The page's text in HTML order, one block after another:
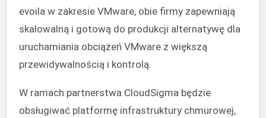
evoila w zakresie VMware, obie firmy zapewniają
skalowalną i gotową do produkcji alternatywę dla
uruchamiania obciążeń VMware z większą
przewidywalnością i kontrolą.
W ramach partnerstwa CloudSigma będzie
obsługiwać platformę infrastruktury chmurowej,